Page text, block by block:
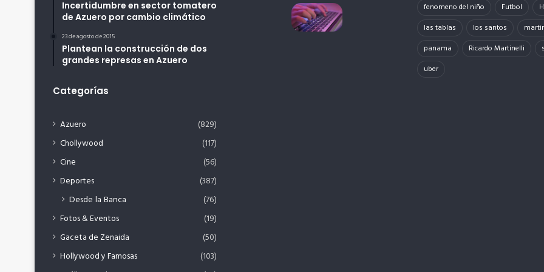
Incertidumbre en sector tomatero
de Azuero por cambio climático
23 de agosto de 2015
Plantean la construcción de dos
grandes represas en Azuero
Categorías
Azuero
(829)
Chollywood
(117)
Cine
(56)
Deportes
(387)
Desde la Banca (76)
Fotos & Eventos
(19)
Gaceta de Zenaida
(50)
Hollywood y Famosas
(103)
fenomeno del niño
Futbol
las tablas
los santos
panama
Ricardo Martinelli
uber